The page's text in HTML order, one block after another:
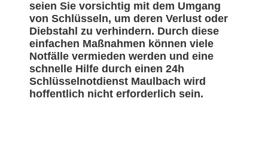
seien Sie vorsichtig mit dem Umgang
von Schlüsseln, um deren Verlust oder
Diebstahl zu verhindern. Durch diese
einfachen Maßnahmen können viele
Notfälle vermieden werden und eine
schnelle Hilfe durch einen 24h
Schlüsselnotdienst Maulbach wird
hoffentlich nicht erforderlich sein.